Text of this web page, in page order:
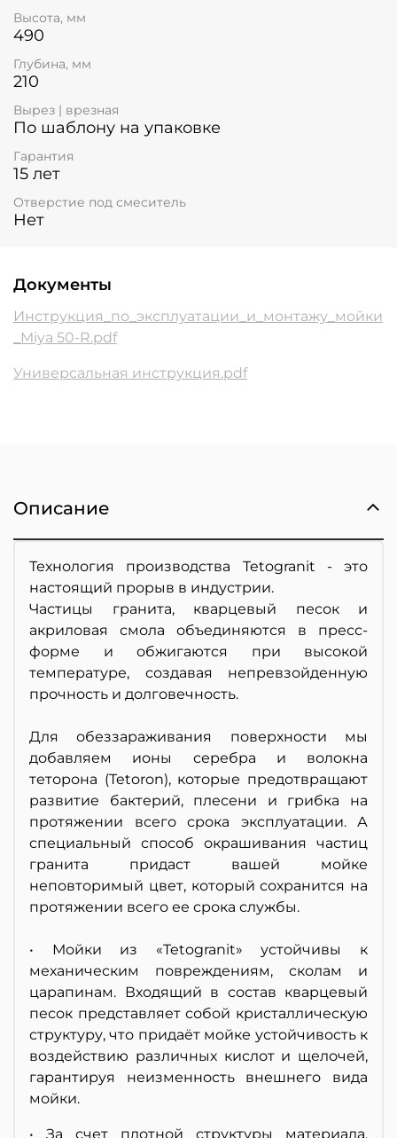
Высота, мм
490
Глубина, мм
210
Вырез | врезная
По шаблону на упаковке
Гарантия
15 лет
Отверстие под смеситель
Нет
Документы
Инструкция_по_эксплуатации_и_монтажу_мойки
_Miya 50-R.pdf
Универсальная инструкция.pdf
Описание
Технология производства Tetogranit - это
настоящий прорыв в индустрии.
Частицы гранита, кварцевый песок и
акриловая смола объединяются в пресс-
форме и обжигаются при высокой
температуре, создавая непревзойденную
прочность и долговечность.
Для обеззараживания поверхности мы
добавляем ионы серебра и волокна
теторона (Tetoron), которые предотвращают
развитие бактерий, плесени и грибка на
протяжении всего срока эксплуатации. А
специальный способ окрашивания частиц
гранита придаст вашей мойке
неповторимый цвет, который сохранится на
протяжении всего ее срока службы.
• Мойки из «Tetogranit» устойчивы к
механическим повреждениям, сколам и
царапинам. Входящий в состав кварцевый
песок представляет собой кристаллическую
структуру, что придаёт мойке устойчивость к
воздействию различных кислот и щелочей,
гарантируя неизменность внешнего вида
мойки.
• За счет плотной структуры материала,